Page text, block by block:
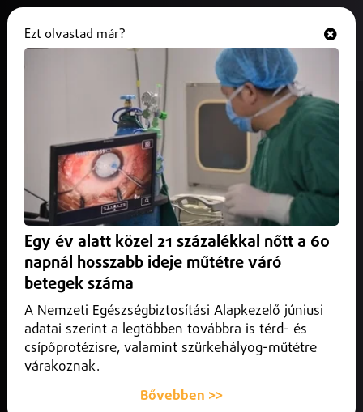
Történelmi siker a Zoo
Debrecenben: Nandu fiókák keltek
2025. június 20.Hajdú-Bihar vármegye
A dél-amerikai nandu a világ második legnagyobb
röpképtelen madara, a Zoo Debrecen ezzel a sikeres
szaporulattal aktívan hozzájárul a faj megőrzéséhez.
Ezt olvastad már?
Egy év alatt közel 21 százalékkal nőtt a 60
napnál hosszabb ideje műtétre váró
betegek száma
A Nemzeti Egészségbiztosítási Alapkezelő júniusi
adatai szerint a legtöbben továbbra is térd- és
csípőprotézisre, valamint szürkehályog-műtétre
várakoznak.
Bővebben >>